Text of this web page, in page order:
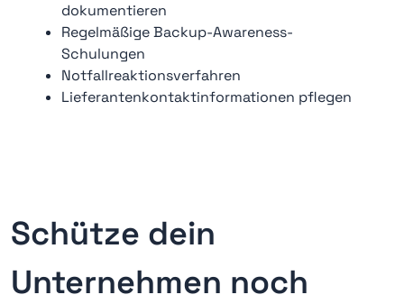
dokumentieren
Regelmäßige Backup-Awareness-
Schulungen
Notfallreaktionsverfahren
Lieferantenkontaktinformationen pflegen
Schütze dein
Unternehmen noch